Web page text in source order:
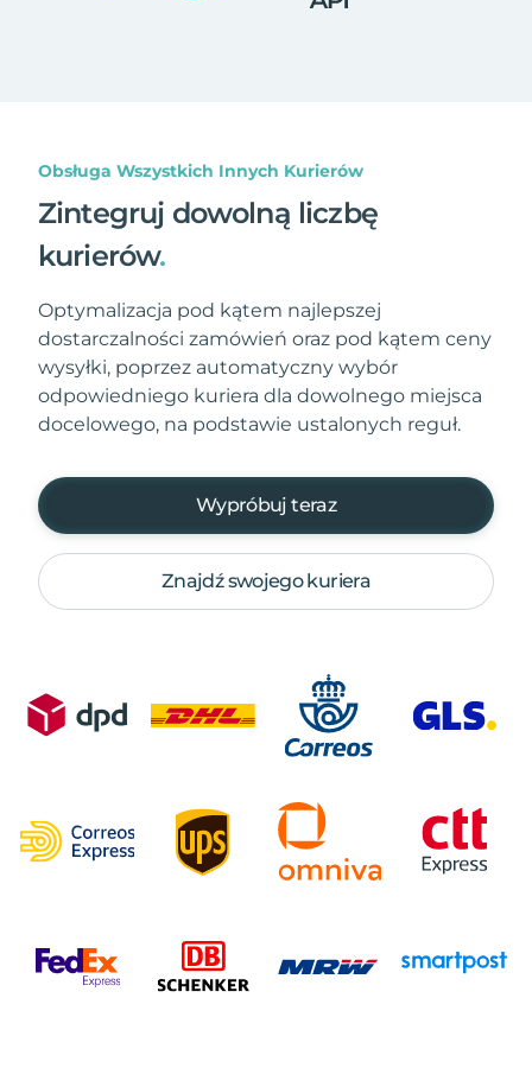
Obsługa Wszystkich Innych Kurierów
Zintegruj dowolną liczbę
kurierów.
Optymalizacja pod kątem najlepszej
dostarczalności zamówień oraz pod kątem ceny
wysyłki, poprzez automatyczny wybór
odpowiedniego kuriera dla dowolnego miejsca
docelowego, na podstawie ustalonych reguł.
Wypróbuj teraz
Znajdź swojego kuriera